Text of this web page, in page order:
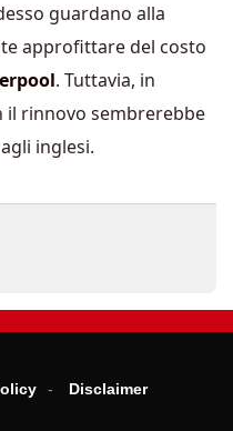
guardano alla
approfittare del costo
. Tuttavia, in
il rinnovo sembrerebbe
inglesi.
Disclaimer